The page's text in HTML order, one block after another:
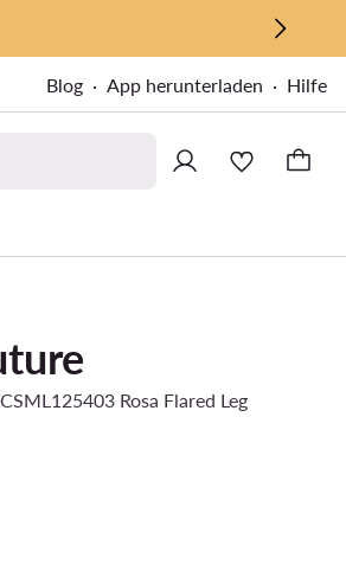
Blog App herunterladen Hilfe
Rosa Flared Leg